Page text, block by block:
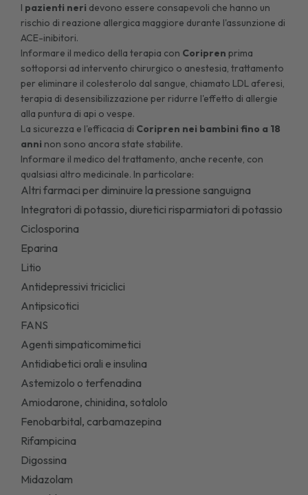
I pazienti neri devono essere consapevoli che hanno un
rischio di reazione allergica maggiore durante l'assunzione di
ACE-inibitori.
Informare il medico della terapia con Coripren prima
sottoporsi ad intervento chirurgico o anestesia, trattamento
per eliminare il colesterolo dal sangue, chiamato LDL aferesi,
terapia di desensibilizzazione per ridurre l'effetto di allergie
alla puntura di api o vespe.
La sicurezza e l'efficacia di Coripren nei bambini fino a 18
anni non sono ancora state stabilite.
Informare il medico del trattamento, anche recente, con
qualsiasi altro medicinale. In particolare:
Altri farmaci per diminuire la pressione sanguigna
Integratori di potassio, diuretici risparmiatori di potassio
Ciclosporina
Eparina
Litio
Antidepressivi triciclici
Antipsicotici
FANS
Agenti simpaticomimetici
Antidiabetici orali e insulina
Astemizolo o terfenadina
Amiodarone, chinidina, sotalolo
Fenobarbital, carbamazepina
Rifampicina
Digossina
Midazolam